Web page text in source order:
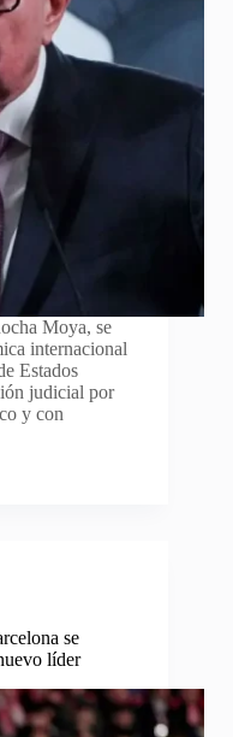
Moya, se
internacional
Estados
judicial por
y con
se
líder